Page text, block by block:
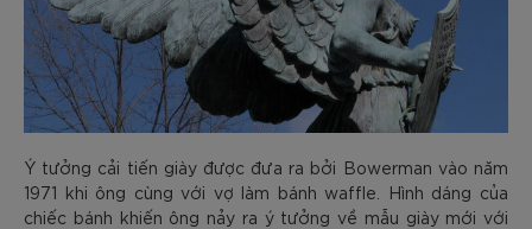
Ý tưởng cải tiến giày được đưa ra bởi Bowerman vào năm
1971 khi ông cùng với vợ làm bánh waffle. Hình dáng của
chiếc bánh khiến ông nảy ra ý tưởng về mẫu giày mới với